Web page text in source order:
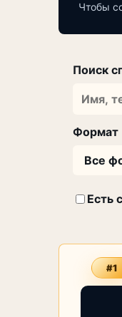
Чтобы
Поиск
Формат
Есть
#1